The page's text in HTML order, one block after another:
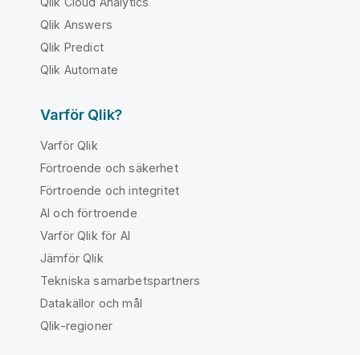
Qlik Answers
Qlik Predict
Qlik Automate
Varför Qlik?
Varför Qlik
Förtroende och säkerhet
Förtroende och integritet
AI och förtroende
Varför Qlik för AI
Jämför Qlik
Tekniska samarbetspartners
Datakällor och mål
Qlik-regioner